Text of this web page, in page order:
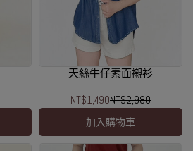
天絲牛仔素面襯衫
NT$1,490NT$2,980
加入購物車